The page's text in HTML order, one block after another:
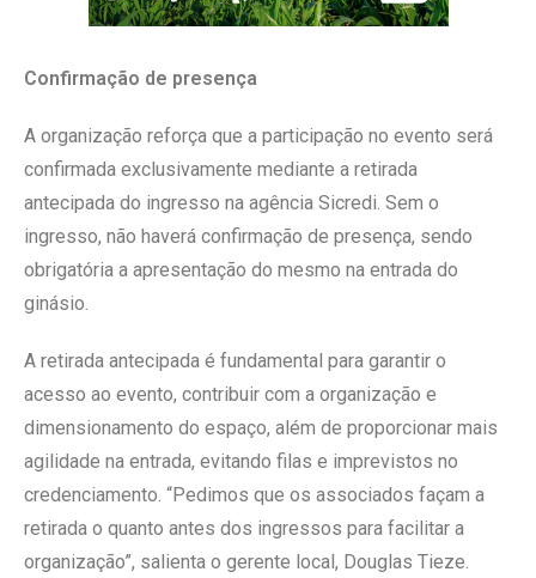
Confirmação de presença
A organização reforça que a participação no evento será
confirmada exclusivamente mediante a retirada
antecipada do ingresso na agência Sicredi. Sem o
ingresso, não haverá confirmação de presença, sendo
obrigatória a apresentação do mesmo na entrada do
ginásio.
A retirada antecipada é fundamental para garantir o
acesso ao evento, contribuir com a organização e
dimensionamento do espaço, além de proporcionar mais
agilidade na entrada, evitando filas e imprevistos no
credenciamento. “Pedimos que os associados façam a
retirada o quanto antes dos ingressos para facilitar a
organização”, salienta o gerente local, Douglas Tieze.